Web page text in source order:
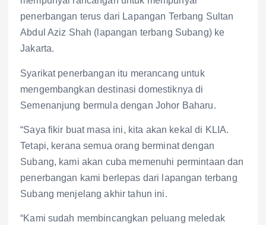
penerbangan terus dari Lapangan Terbang Sultan
Abdul Aziz Shah (lapangan terbang Subang) ke
Jakarta.
Syarikat penerbangan itu merancang untuk
mengembangkan destinasi domestiknya di
Semenanjung bermula dengan Johor Baharu.
“Saya fikir buat masa ini, kita akan kekal di KLIA.
Tetapi, kerana semua orang berminat dengan
Subang, kami akan cuba memenuhi permintaan dan
penerbangan kami berlepas dari lapangan terbang
Subang menjelang akhir tahun ini.
“Kami sudah membincangkan peluang meledak